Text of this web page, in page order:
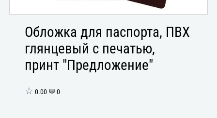
Обложка для паспорта, ПВХ
глянцевый с печатью,
принт "Предложение"
☆ 0.00 💬 0